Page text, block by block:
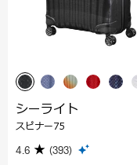
シーライト
スピナー75
4.6 (393)